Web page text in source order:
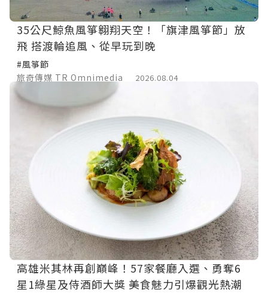
35公尺鯨魚風箏翱翔天空！「旗津風箏節」放
飛 搭渡輪追風、從早玩到晚
#風箏節
旅奇傳媒 TR Omnimedia
2026.08.04
高雄米其林再創巔峰！57家餐廳入選、勇奪6
星1綠星及侍酒師大獎 美食魅力引爆觀光熱潮